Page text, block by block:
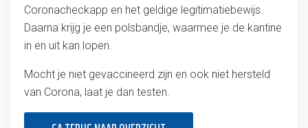
Coronacheckapp en het geldige legitimatiebewijs.
Daarna krijg je een polsbandje, waarmee je de kantine
in en uit kan lopen.
Mocht je niet gevaccineerd zijn en ook niet hersteld
van Corona, laat je dan testen.